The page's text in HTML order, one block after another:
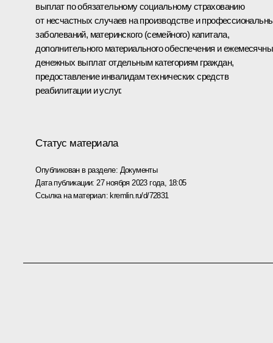
выплат по обязательному социальному страхованию
от несчастных случаев на производстве и
заболеваний, материнского (семейного) капитала,
дополнительного материального обеспечения и
денежных выплат отдельным категориям граждан,
предоставление инвалидам технических средств
реабилитации и услуг.
Статус материала
Опубликован в разделе: Документы
Дата публикации: 27 ноября 2023 года, 18:05
Ссылка на материал: kremlin.ru/d/72831